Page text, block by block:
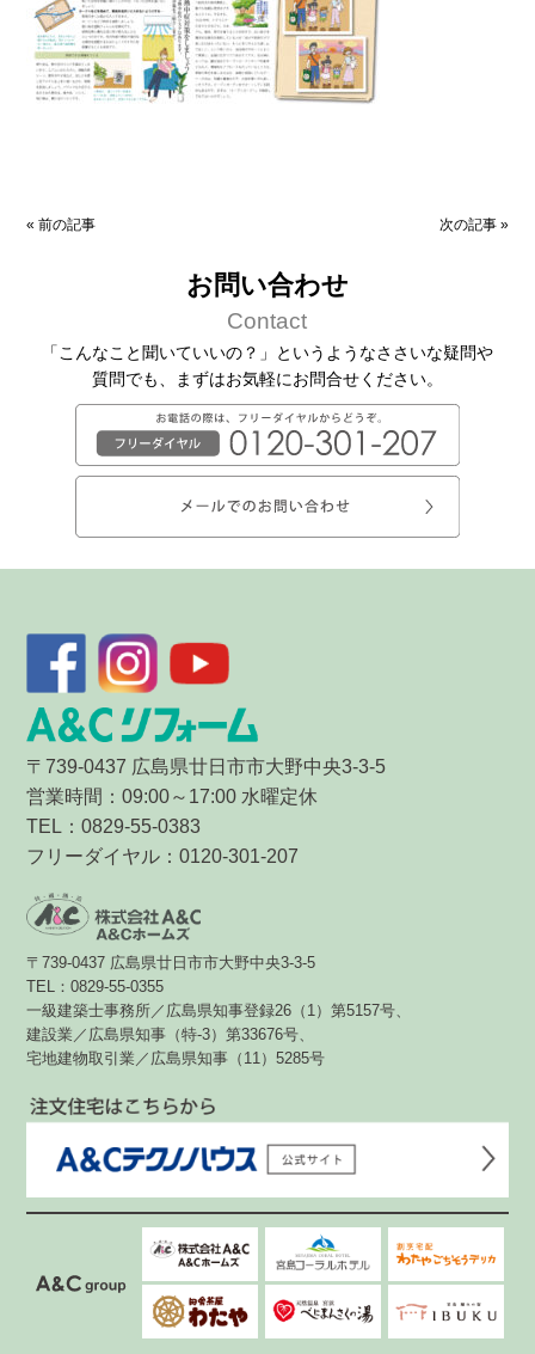
«前の記事 次の記事»
お問い合わせ
Contact
「こんなこと聞いていいの？」というようなささいな疑問や
質問でも、
まずはお気軽にお問合せください。
〒739-0437 広島県廿日市市大野中央3-3-5
営業時間：09:00～17:00 水曜定休
TEL：0829-55-0383
フリーダイヤル：0120-301-207
〒739-0437 広島県廿日市市大野中央3-3-5
TEL：0829-55-0355
一級建築士事務所／広島県知事登録26（1）第5157号、
建設業／広島県知事（特-3）第33676号、
宅地建物取引業／広島県知事（11）5285号